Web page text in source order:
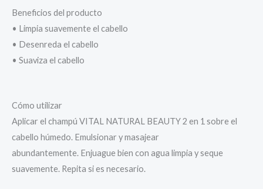
Beneficios del producto
• Limpia suavemente el cabello
• Desenreda el cabello
• Suaviza el cabello
Cómo utilizar
Aplicar el champú VITAL NATURAL BEAUTY 2 en 1 sobre el
cabello húmedo. Emulsionar y masajear
abundantemente. Enjuague bien con agua limpia y seque
suavemente. Repita si es necesario.